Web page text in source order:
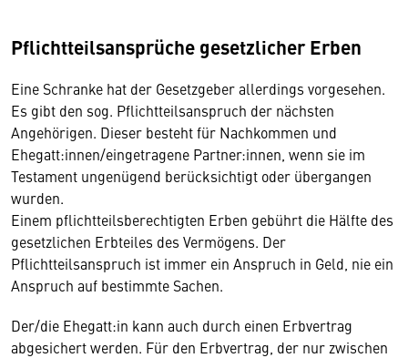
Pflichtteilsansprüche gesetzlicher Erben
Eine Schranke hat der Gesetzgeber allerdings vorgesehen.
Es gibt den sog. Pflichtteilsanspruch der nächsten
Angehörigen. Dieser besteht für Nachkommen und
Ehegatt:innen/eingetragene Partner:innen, wenn sie im
Testament ungenügend berücksichtigt oder übergangen
wurden.
Einem pflichtteilsberechtigten Erben gebührt die Hälfte des
gesetzlichen Erbteiles des Vermögens. Der
Pflichtteilsanspruch ist immer ein Anspruch in Geld, nie ein
Anspruch auf bestimmte Sachen.
Der/die Ehegatt:in kann auch durch einen Erbvertrag
abgesichert werden. Für den Erbvertrag, der nur zwischen